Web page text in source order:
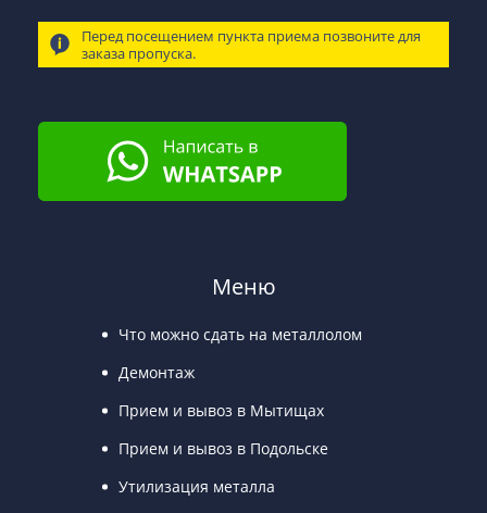
Перед посещением пункта приема позвоните для
заказа пропуска.
Меню
Что можно сдать на металлолом
Демонтаж
Прием и вывоз в Мытищах
Прием и вывоз в Подольске
Утилизация металла